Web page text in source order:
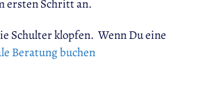
ersten Schritt an.
Schulter klopfen. Wenn Du eine
Beratung buchen